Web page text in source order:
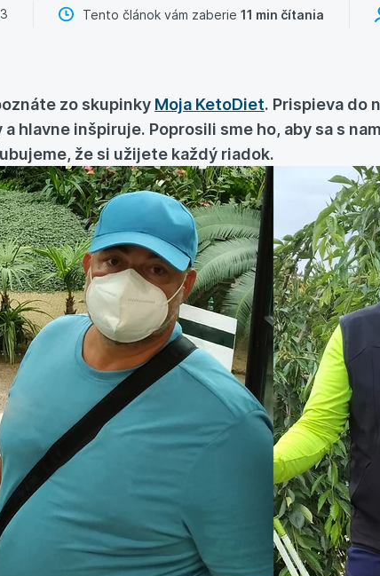
Tento článok vám zaberie 11 min čítania
zo skupinkyMoja KetoDiet. Prispieva do
hlavne inšpiruje. Poprosili sme ho, aby sa s
že si užijete každý riadok.